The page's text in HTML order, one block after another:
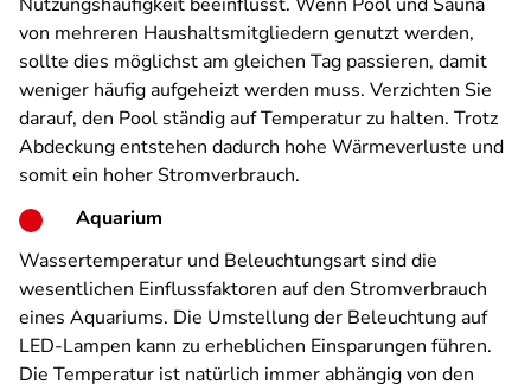
von mehreren Haushaltsmitgliedern genutzt werden,
sollte dies möglichst am gleichen Tag passieren, damit
weniger häufig aufgeheizt werden muss. Verzichten Sie
darauf, den Pool ständig auf Temperatur zu halten. Trotz
Abdeckung entstehen dadurch hohe Wärmeverluste und
somit ein hoher Stromverbrauch.
Aquarium
Wassertemperatur und Beleuchtungsart sind die
wesentlichen Einflussfaktoren auf den Stromverbrauch
eines Aquariums. Die Umstellung der Beleuchtung auf
LED-Lampen kann zu erheblichen Einsparungen führen.
Die Temperatur ist natürlich immer abhängig von den